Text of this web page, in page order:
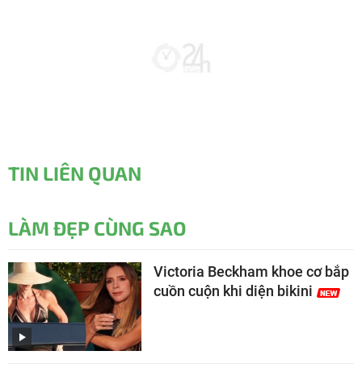
TIN LIÊN QUAN
LÀM ĐẸP CÙNG SAO
Victoria Beckham khoe cơ bắp
cuồn cuộn khi diện bikini